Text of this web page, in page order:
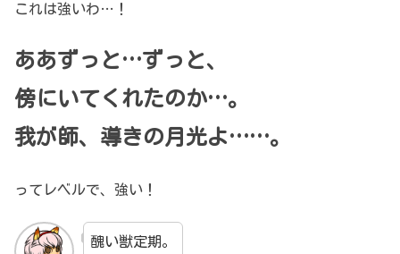
これは強いわ…！
ああずっと…ずっと、
傍にいてくれたのか…。
我が師、導きの月光よ……。
ってレベルで、強い！
醜い獣定期。